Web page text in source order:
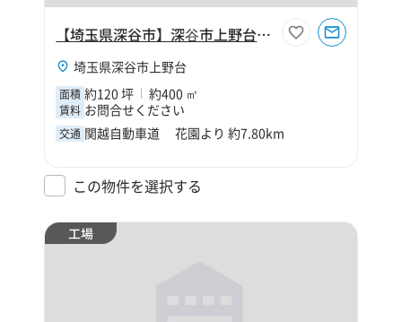
【埼玉県深谷市】深⾕市上野台120坪倉庫
埼玉県深谷市上野台
面積 約120 坪 約400 ㎡
賃料 お問合せください
交通 関越自動車道 花園より 約7.80km
この物件を選択する
工場